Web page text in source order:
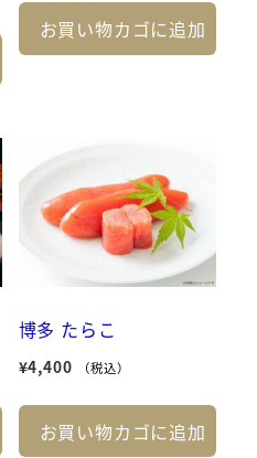
お買い物カゴに追加
博多 たらこ
¥4,400 （税込）
お買い物カゴに追加